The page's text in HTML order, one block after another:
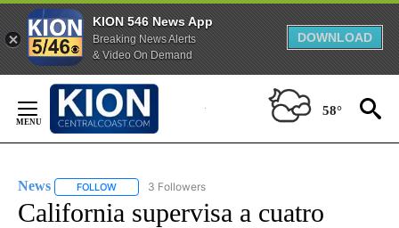
KION 546 News App
Breaking News Alerts
& Video On Demand
DOWNLOAD
Content
58°
News FOLLOW FOLLOW "NEWS" TO RECEIVE NOTIFICATIONS ABOUT
3 Followers
California supervisa a cuatro